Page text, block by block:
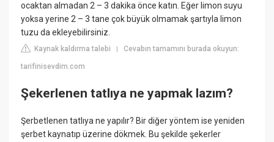
ocaktan almadan 2 – 3 dakika önce katın. Eğer limon suyu
yoksa yerine 2 – 3 tane çok büyük olmamak şartıyla limon
tuzu da ekleyebilirsiniz.
Kaynak kaldırma talebi |Cevabın tamamını burada okuyun:
tarifinisevdim.com
Şekerlenen tatlıya ne yapmak lazım?
Şerbetlenen tatlıya ne yapılır? Bir diğer yöntem ise yeniden
şerbet kaynatıp üzerine dökmek. Bu şekilde şekerler